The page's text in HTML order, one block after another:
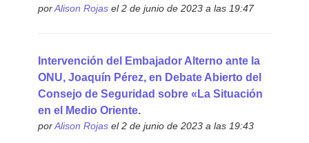
porAlison Rojasel 2 de junio de 2023 a las 19:47
Intervención del Embajador Alterno ante la
ONU, Joaquín Pérez, en Debate Abierto del
Consejo de Seguridad sobre «La Situación
en el Medio Oriente.
porAlison Rojasel 2 de junio de 2023 a las 19:43